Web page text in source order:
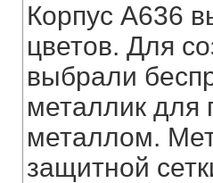
Корпус A636
цветов. Для
выбрали
металлик для
металлом.
защитной